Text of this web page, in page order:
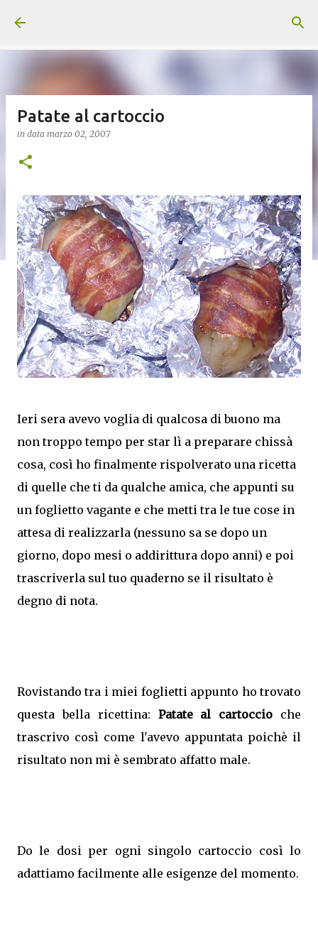
Patate al cartoccio
in data marzo 02, 2007
Ieri sera avevo voglia di qualcosa di buono ma
non troppo tempo per star lì a preparare chissà
cosa, così ho finalmente rispolverato una ricetta
di quelle che ti da qualche amica, che appunti su
un foglietto vagante e che metti tra le tue cose in
attesa di realizzarla (nessuno sa se dopo un
giorno, dopo mesi o addirittura dopo anni) e poi
trascriverla sul tuo quaderno se il risultato è
degno di nota.
Rovistando tra i miei foglietti appunto ho trovato
questa bella ricettina: Patate al cartoccio che
trascrivo così come l'avevo appuntata poichè il
risultato non mi è sembrato affatto male.
Do le dosi per ogni singolo cartoccio così lo
adattiamo facilmente alle esigenze del momento.